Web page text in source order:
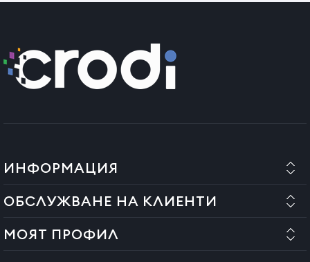
ИНФОРМАЦИЯ
ОБСЛУЖВАНЕ НА КЛИЕНТИ
МОЯТ ПРОФИЛ